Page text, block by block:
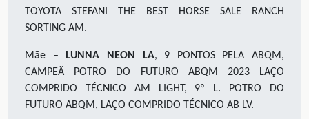
TOYOTA STEFANI THE BEST HORSE SALE RANCH
SORTING AM.
Mãe – LUNNA NEON LA, 9 PONTOS PELA ABQM,
CAMPEÃ POTRO DO FUTURO ABQM 2023 LAÇO
COMPRIDO TÉCNICO AM LIGHT, 9º L. POTRO DO
FUTURO ABQM, LAÇO COMPRIDO TÉCNICO AB LV.